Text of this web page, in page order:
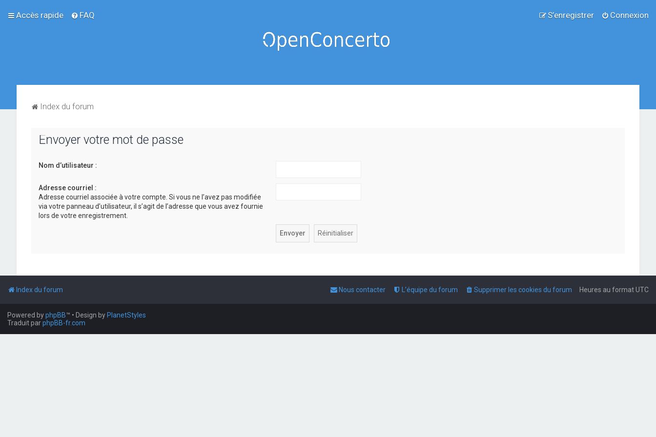
Accès rapide FAQ Connexion
S’enregistrer
Index du forum
Envoyer votre mot de passe
Nom d’utilisateur :
Adresse courriel :
Adresse courriel associée à votre compte. Si vous ne l’avez pas modifiée
via votre panneau d’utilisateur, il s’agit de l’adresse que vous avez fournie
lors de votre enregistrement.
Index du forum Heures au formatUTC
Supprimer les cookies du forum
L’équipe du forum
Nous contacter
Powered byphpBB™ • Design by PlanetStyles
Traduit parphpBB-fr.com